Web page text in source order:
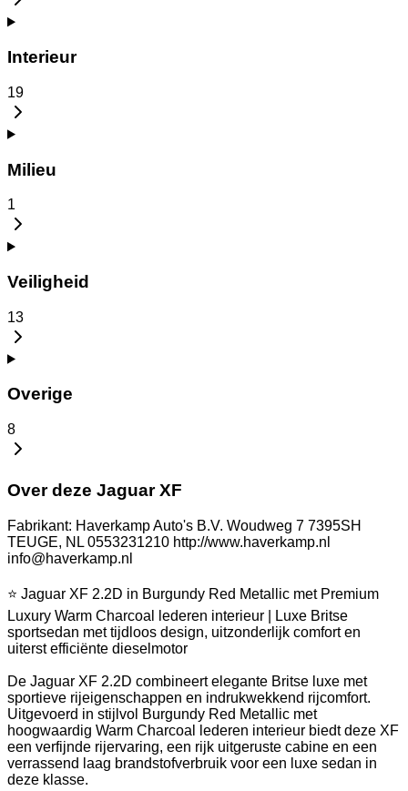
Interieur
19
Milieu
1
Veiligheid
13
Overige
8
Over deze Jaguar XF
Fabrikant: Haverkamp Auto's B.V. Woudweg 7 7395SH
TEUGE, NL 0553231210 http://www.haverkamp.nl
info@haverkamp.nl
⭐ Jaguar XF 2.2D in Burgundy Red Metallic met Premium
Luxury Warm Charcoal lederen interieur | Luxe Britse
sportsedan met tijdloos design, uitzonderlijk comfort en
uiterst efficiënte dieselmotor
De Jaguar XF 2.2D combineert elegante Britse luxe met
sportieve rijeigenschappen en indrukwekkend rijcomfort.
Uitgevoerd in stijlvol Burgundy Red Metallic met
hoogwaardig Warm Charcoal lederen interieur biedt deze XF
een verfijnde rijervaring, een rijk uitgeruste cabine en een
verrassend laag brandstofverbruik voor een luxe sedan in
deze klasse.